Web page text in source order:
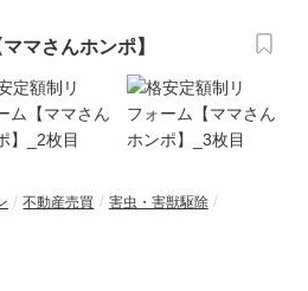
マさんホンポ】
不動産売買
害虫・害獣駆除